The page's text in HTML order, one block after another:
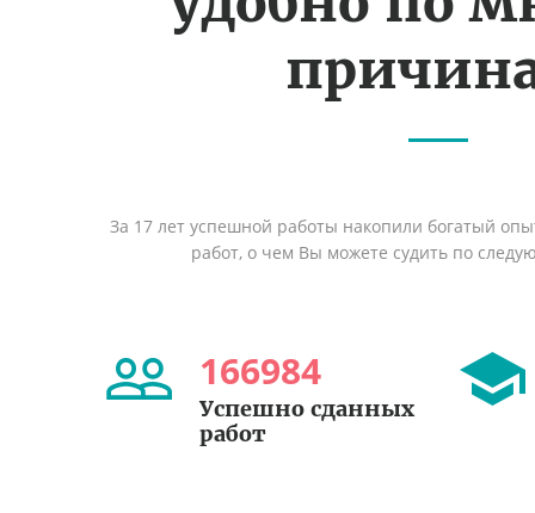
За 17 лет успешной работы накопили богатый
работ, о чем Вы можете судить по
166984
Успешно сданных
работ